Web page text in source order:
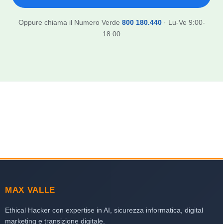
Oppure chiama il Numero Verde 800 180.440· Lu-Ve 9:00-
18:00
MAX VALLE
Ethical Hacker con expertise in AI, sicurezza informatica, digital
marketing e transizione digitale.